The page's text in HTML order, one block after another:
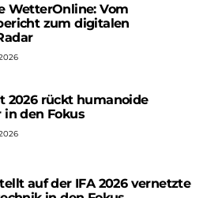
WetterOnline: Vom
zum digitalen
2026 rückt humanoide
in den Fokus
auf der IFA 2026 vernetzte